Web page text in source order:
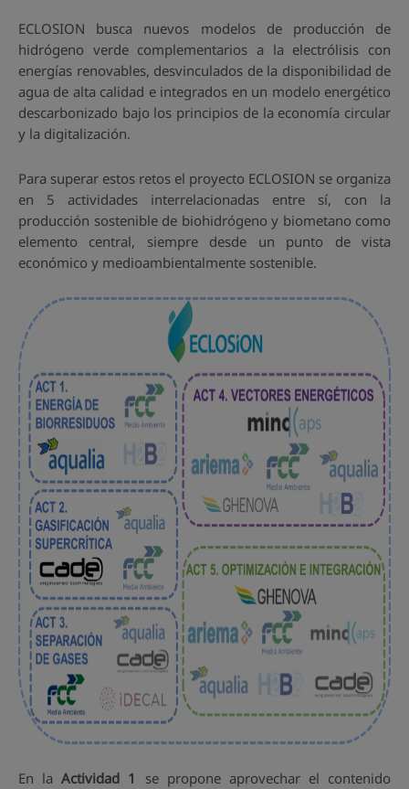
ECLOSION busca nuevos modelos de producción de
hidrógeno verde complementarios a la electrólisis con
energías renovables, desvinculados de la disponibilidad de
agua de alta calidad e integrados en un modelo energético
descarbonizado bajo los principios de la economía circular
y la digitalización.
Para superar estos retos el proyecto ECLOSION se organiza
en 5 actividades interrelacionadas entre sí, con la
producción sostenible de biohidrógeno y biometano como
elemento central, siempre desde un punto de vista
económico y medioambientalmente sostenible.
En laActividad 1 se propone aprovechar el contenido